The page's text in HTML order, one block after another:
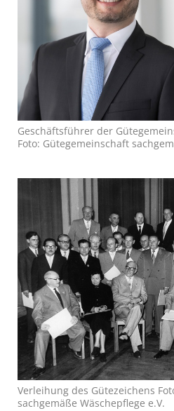
Geschäftsführer der
Foto: Gütegemeinschaft
Verleihung des Gütezeichens
sachgemäße Wäschepflege e.V.